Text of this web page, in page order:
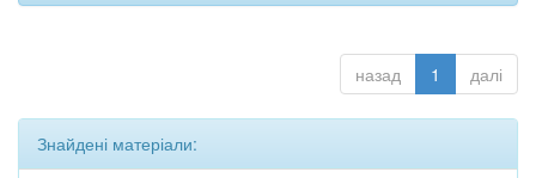
назад 1 далі
Знайдені матеріали: